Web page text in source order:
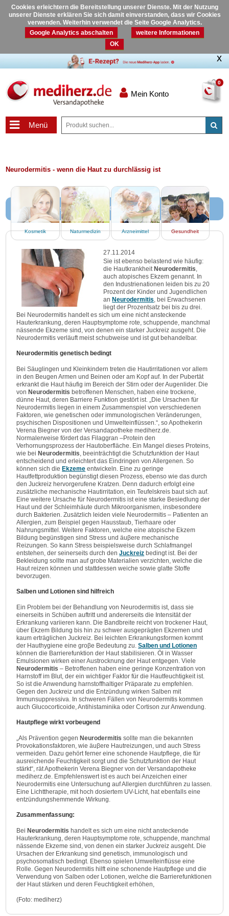
Cookies erleichtern die Bereitstellung unserer Dienste. Mit der Nutzung
unserer Dienste erklären Sie sich damit einverstanden, dass wir Cookies
verwenden. Weiterhin verwendet die Seite Google Analytics.
Google Analytics abschalten
weitere Informationen
OK
0
Mein Konto
Menü
Themen und Wissen rund um die Gesundheit
27.11.2014
Neurodermitis - wenn die Haut zu durchlässig ist
Sie ist ebenso belastend wie häufig:
die HautkrankheitNeurodermitis,
auch atopisches Ekzem genannt. In
den Industrienationen leiden bis zu 20
Prozent der Kinder und Jugendlichen
anNeurodermitis, bei Erwachsenen
liegt der Prozentsatz bei bis zu drei.
Bei Neurodermitis handelt es sich um eine nicht ansteckende
Hauterkrankung, deren Hauptsymptome rote, schuppende, manchmal
nässende Ekzeme sind, von denen ein starker Juckreiz ausgeht. Die
Neurodermitis verläuft meist schubweise und ist gut behandelbar.
Neurodermitis genetisch bedingt
Bei Säuglingen und Kleinkindern treten die Hautirritationen vor allem
in den Beugen Armen und Beinen oder am Kopf auf. In der Pubertät
erkrankt die Haut häufig im Bereich der Stirn oder der Augenlider. Die
vonNeurodermitis betroffenen Menschen, haben eine trockene,
dünne Haut, deren Barriere Funktion gestört ist. „Die Ursachen für
Neurodermitis liegen in einem Zusammenspiel von verschiedenen
Faktoren, wie genetischen oder immunologischen Veränderungen,
psychischen Dispositionen und Umwelteinflüssen.“, so Apothekerin
Verena Biegner von der Versandapotheke mediherz.de.
Normalerweise fördert das Filaggran –Protein den
Verhornungsprozess der Hautoberfläche. Ein Mangel dieses Proteins,
wie beiNeurodermitis, beeinträchtigt die Schutzfunktion der Haut
entscheidend und erleichtert das Eindringen von Allergenen. So
können sich dieEkzeme entwickeln. Eine zu geringe
Hautfettproduktion begünstigt diesen Prozess, ebenso wie das durch
den Juckreiz hervorgerufene Kratzen. Denn dadurch erfolgt eine
zusätzliche mechanische Hautirritation, ein Teufelskreis baut sich auf.
Eine weitere Ursache für Neurodermitis ist eine starke Besiedlung der
Haut und der Schleimhäute durch Mikroorganismen, insbesondere
durch Bakterien. Zusätzlich leiden viele Neurodermitis – Patienten an
Allergien, zum Beispiel gegen Hausstaub, Tierhaare oder
Nahrungsmittel. Weitere Faktoren, welche eine atopische Ekzem
Bildung begünstigen sind Stress und äuβere mechanische
Reizungen. So kann Stress beispielsweise durch Schlafmangel
entstehen, der seinerseits durch denJuckreiz bedingt ist. Bei der
Bekleidung sollte man auf grobe Materialien verzichten, welche die
Haut reizen können und stattdessen weiche sowie glatte Stoffe
bevorzugen.
Salben und Lotionen sind hilfreich
Ein Problem bei der Behandlung von Neurodermitis ist, dass sie
einerseits in Schüben auftritt und andererseits die Intensität der
Erkrankung variieren kann. Die Bandbreite reicht von trockener Haut,
über Ekzem Bildung bis hin zu schwer ausgeprägten Ekzemen und
kaum erträglichen Juckreiz. Bei leichten Erkrankungsformen kommt
der Hauthygiene eine groβe Bedeutung zu.Salben und Lotionen
können die Barrierefunktion der Haut stabilisieren. Öl in Wasser
Emulsionen wirken einer Austrocknung der Haut entgegen. Viele
Neurodermitis – Betroffenen haben eine geringe Konzentration von
Harnstoff im Blut, der ein wichtiger Faktor für die Hautfeuchtigkeit ist.
So ist die Anwendung harnstoffhaltiger Präparate zu empfehlen.
Gegen den Juckreiz und die Entzündung wirken Salben mit
Immunsuppressiva. In schweren Fällen von Neurodermitis kommen
auch Glucocorticoide, Antihistaminika oder Cortison zur Anwendung.
Hautpflege wirkt vorbeugend
„Als Prävention gegenNeurodermitis sollte man die bekannten
Provokationsfaktoren, wie äuβere Hautreizungen, und auch Stress
vermeiden. Dazu gehört ferner eine schonende Hautpflege, die für
ausreichende Feuchtigkeit sorgt und die Schutzfunktion der Haut
stärkt“, rät Apothekerin Verena Biegner von der Versandapotheke
mediherz.de. Empfehlenswert ist es auch bei Anzeichen einer
Neurodermitis eine Untersuchung auf Allergien durchführen zu lassen.
Eine Lichttherapie, mit hoch dosiertem UV-Licht, hat ebenfalls eine
entzündungshemmende Wirkung.
Zusammenfassung:
BeiNeurodermitis handelt es sich um eine nicht ansteckende
Hauterkrankung, deren Hauptsymptome rote, schuppende, manchmal
nässende Ekzeme sind, von denen ein starker Juckreiz ausgeht. Die
Ursachen der Erkrankung sind genetisch, immunologisch und
psychosomatisch bedingt. Ebenso spielen Umwelteinflüsse eine
Rolle. Gegen Neurodermitis hilft eine schonende Hautpflege und die
Verwendung von Salben oder Lotionen, welche die Barrierefunktionen
der Haut stärken und deren Feuchtigkeit erhöhen,
(Foto: mediherz)
Kosmetik Naturmedizin Arzneimittel Gesundheit